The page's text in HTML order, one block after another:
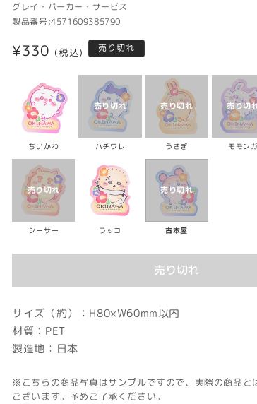
グレイ・パーカー・サービス
製品番号:4571609385790
通
格
¥330 (税込) 売り切れ
ちいかわ ハチワレ うさぎ モモンガ
シーサー ラッコ 古本屋
売り切れ
サイズ（約）：H80×W60mm以内
材質：PET
製造地：日本
※こちらの商品写真はサンプルですので、実際の商品と
ございます。予めご了承ください。